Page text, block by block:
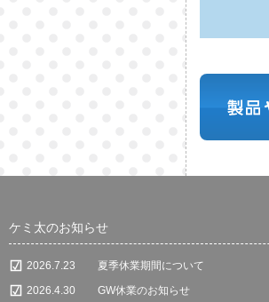
ケミ太のお知らせ
2026.7.23
夏季休業期間について
2026.4.30
GW休業のお知らせ